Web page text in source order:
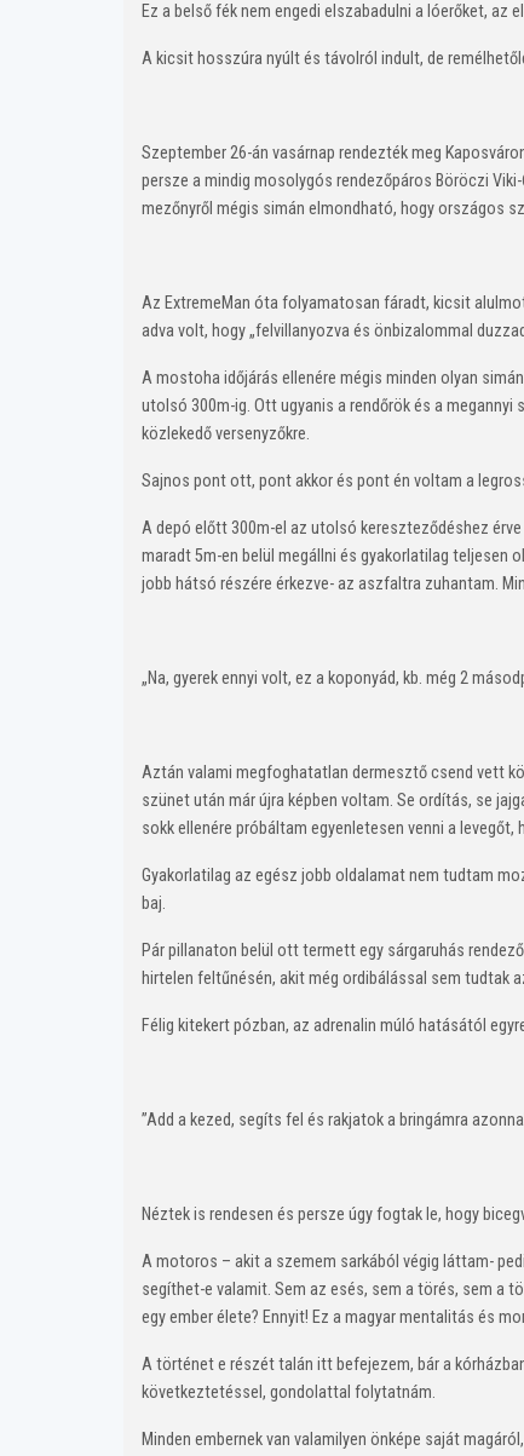
Ez a belső fék nem engedi elszabadulni a lóerőket, az
A kicsit hosszúra nyúlt és távolról indult, de
Szeptember 26-án vasárnap rendezték meg
persze a mindig mosolygós rendezőpáros Böröczi
mezőnyről mégis simán elmondható, hogy országos
Az ExtremeMan óta folyamatosan fáradt, kicsit
adva volt, hogy „felvillanyozva és önbizalommal
A mostoha időjárás ellenére mégis minden olyan
utolsó 300m-ig. Ott ugyanis a rendőrök és a
közlekedő versenyzőkre.
Sajnos pont ott, pont akkor és pont én voltam a
A depó előtt 300m-el az utolsó kereszteződéshez
maradt 5m-en belül megállni és gyakorlatilag teljesen
jobb hátsó részére érkezve- az aszfaltra zuhantam.
„Na, gyerek ennyi volt, ez a koponyád, kb. még 2
Aztán valami megfoghatatlan dermesztő csend vett
szünet után már újra képben voltam. Se ordítás, se
sokk ellenére próbáltam egyenletesen venni a
Gyakorlatilag az egész jobb oldalamat nem tudtam
baj.
Pár pillanaton belül ott termett egy sárgaruhás
hirtelen feltűnésén, akit még ordibálással sem tudtak
Félig kitekert pózban, az adrenalin múló hatásától
”Add a kezed, segíts fel és rakjatok a bringámra
Néztek is rendesen és persze úgy fogtak le, hogy
A motoros – akit a szemem sarkából végig láttam-
segíthet-e valamit. Sem az esés, sem a törés, sem a
egy ember élete? Ennyit! Ez a magyar mentalitás és
A történet e részét talán itt befejezem, bár a
következtetéssel, gondolattal folytatnám.
Minden embernek van valamilyen önképe saját